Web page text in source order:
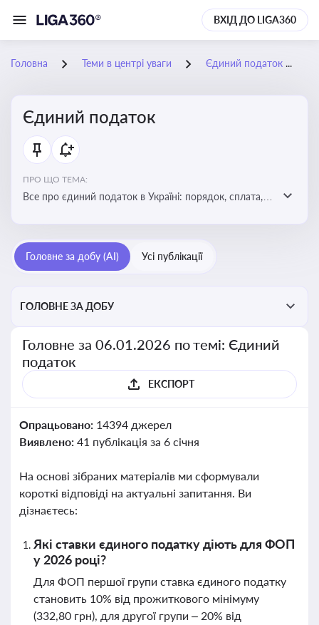
ВХІД ДО LIGA360
Головна Теми в центрі уваги Єдиний податок
Єдиний податок
ПРО ЩО ТЕМА:
Все про єдиний податок в Україні: порядок, сплата,
Головне за добу (AI) Усі публікації
ГОЛОВНЕ ЗА ДОБУ
Головне за 06.01.2026 по темі: Єдиний
податок
ЕКСПОРТ
Опрацьовано: 14394 джерел
Виявлено: 41 публікація за 6 січня
На основі зібраних матеріалів ми сформували
короткі відповіді на актуальні запитання. Ви
дізнаєтесь:
Які ставки єдиного податку діють для ФОП
у 2026 році?
Для ФОП першої групи ставка єдиного податку
становить 10% від прожиткового мінімуму
(332,80 грн), для другої групи – 20% від